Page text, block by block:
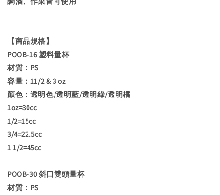
【商品規格】
POOB-16 塑料量杯
材質：PS
容量：11/2 & 3 oz
顏色：透明色/透明藍/透明綠/透明橘
1oz=30cc
1/2=15cc
3/4=22.5cc
1 1/2=45cc
POOB-30 斜口雙頭量杯
材質：PS